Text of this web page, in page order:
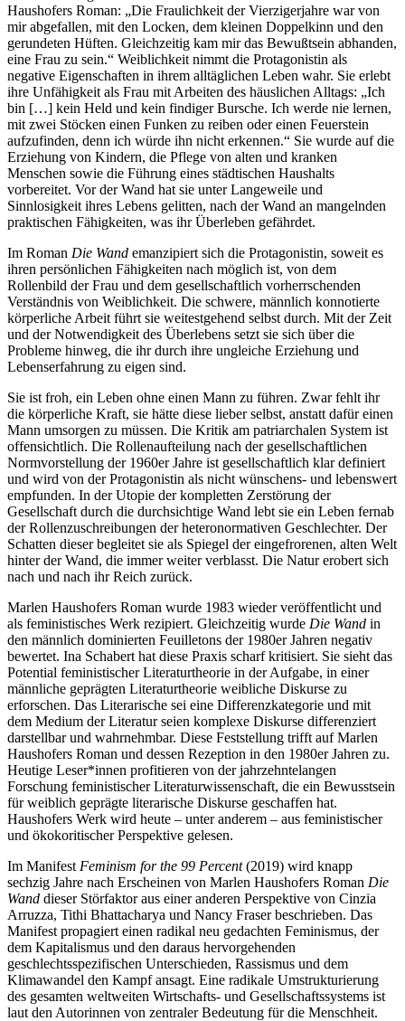
Haushofers Roman: „Die Fraulichkeit der Vierzigerjahre war von
mir abgefallen, mit den Locken, dem kleinen Doppelkinn und den
gerundeten Hüften. Gleichzeitig kam mir das Bewußtsein abhanden,
eine Frau zu sein.“ Weiblichkeit nimmt die Protagonistin als
negative Eigenschaften in ihrem alltäglichen Leben wahr. Sie erlebt
ihre Unfähigkeit als Frau mit Arbeiten des häuslichen Alltags: „Ich
bin […] kein Held und kein findiger Bursche. Ich werde nie lernen,
mit zwei Stöcken einen Funken zu reiben oder einen Feuerstein
aufzufinden, denn ich würde ihn nicht erkennen.“ Sie wurde auf die
Erziehung von Kindern, die Pflege von alten und kranken
Menschen sowie die Führung eines städtischen Haushalts
vorbereitet. Vor der Wand hat sie unter Langeweile und
Sinnlosigkeit ihres Lebens gelitten, nach der Wand an mangelnden
praktischen Fähigkeiten, was ihr Überleben gefährdet.
Im Roman Die Wand emanzipiert sich die Protagonistin, soweit es
ihren persönlichen Fähigkeiten nach möglich ist, von dem
Rollenbild der Frau und dem gesellschaftlich vorherrschenden
Verständnis von Weiblichkeit. Die schwere, männlich konnotierte
körperliche Arbeit führt sie weitestgehend selbst durch. Mit der Zeit
und der Notwendigkeit des Überlebens setzt sie sich über die
Probleme hinweg, die ihr durch ihre ungleiche Erziehung und
Lebenserfahrung zu eigen sind.
Sie ist froh, ein Leben ohne einen Mann zu führen. Zwar fehlt ihr
die körperliche Kraft, sie hätte diese lieber selbst, anstatt dafür einen
Mann umsorgen zu müssen. Die Kritik am patriarchalen System ist
offensichtlich. Die Rollenaufteilung nach der gesellschaftlichen
Normvorstellung der 1960er Jahre ist gesellschaftlich klar definiert
und wird von der Protagonistin als nicht wünschens- und lebenswert
empfunden. In der Utopie der kompletten Zerstörung der
Gesellschaft durch die durchsichtige Wand lebt sie ein Leben fernab
der Rollenzuschreibungen der heteronormativen Geschlechter. Der
Schatten dieser begleitet sie als Spiegel der eingefrorenen, alten Welt
hinter der Wand, die immer weiter verblasst. Die Natur erobert sich
nach und nach ihr Reich zurück.
Marlen Haushofers Roman wurde 1983 wieder veröffentlicht und
als feministisches Werk rezipiert. Gleichzeitig wurde Die Wand in
den männlich dominierten Feuilletons der 1980er Jahren negativ
bewertet. Ina Schabert hat diese Praxis scharf kritisiert. Sie sieht das
Potential feministischer Literaturtheorie in der Aufgabe, in einer
männliche geprägten Literaturtheorie weibliche Diskurse zu
erforschen. Das Literarische sei eine Differenzkategorie und mit
dem Medium der Literatur seien komplexe Diskurse differenziert
darstellbar und wahrnehmbar. Diese Feststellung trifft auf Marlen
Haushofers Roman und dessen Rezeption in den 1980er Jahren zu.
Heutige Leser*innen profitieren von der jahrzehntelangen
Forschung feministischer Literaturwissenschaft, die ein Bewusstsein
für weiblich geprägte literarische Diskurse geschaffen hat.
Haushofers Werk wird heute – unter anderem – aus feministischer
und ökokoritischer Perspektive gelesen.
Im Manifest Feminism for the 99 Percent(2019) wird knapp
sechzig Jahre nach Erscheinen von Marlen Haushofers Roman Die
Wand dieser Störfaktor aus einer anderen Perspektive von Cinzia
Arruzza, Tithi Bhattacharya und Nancy Fraser beschrieben. Das
Manifest propagiert einen radikal neu gedachten Feminismus, der
dem Kapitalismus und den daraus hervorgehenden
geschlechtsspezifischen Unterschieden, Rassismus und dem
Klimawandel den Kampf ansagt. Eine radikale Umstrukturierung
des gesamten weltweiten Wirtschafts- und Gesellschaftssystems ist
laut den Autorinnen von zentraler Bedeutung für die Menschheit.